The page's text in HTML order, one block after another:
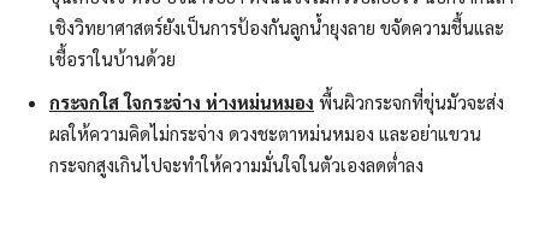
เชิงวิทยาศาสตร์ยังเป็นการป้องกันลูกน้ำยุงลาย ขจัดความชื้นและ
เชื้อราในบ้านด้วย
กระจกใส ใจกระจ่าง ห่างหม่นหมอง พื้นผิวกระจกที่ขุ่นมัวจะส่ง
ผลให้ความคิดไม่กระจ่าง ดวงชะตาหม่นหมอง และอย่าแขวน
กระจกสูงเกินไปจะทำให้ความมั่นใจในตัวเองลดต่ำลง